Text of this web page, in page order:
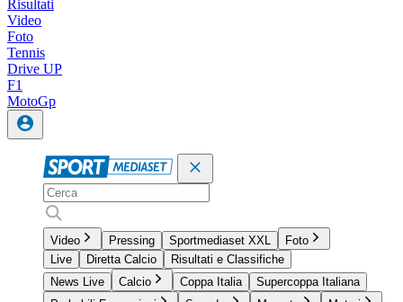
Risultati
Video
Foto
Tennis
Drive UP
F1
MotoGp
Video Pressing Sportmediaset XXL
Foto
Live
Diretta Calcio
Risultati e Classifiche
News Live
Calcio Coppa Italia
Supercoppa Italiana